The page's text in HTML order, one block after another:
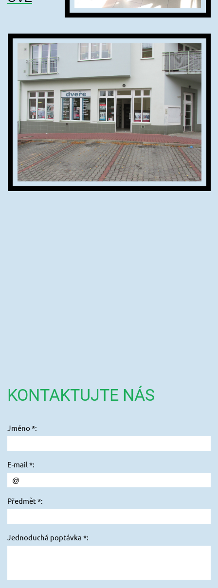
KONTAKTUJTE NÁS
Jméno *:
E-mail *:
Předmět *:
Jednoduchá poptávka *: